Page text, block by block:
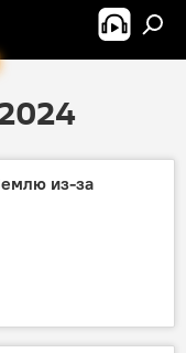
из-за
Институт земного магнетизма, ионосферы и распространения радиоволн имени Пушкова